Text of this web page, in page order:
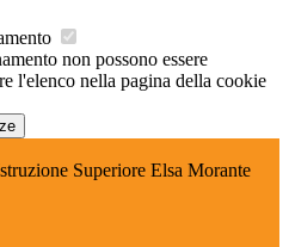
non possono essere
l'elenco nella pagina della cookie
Superiore Elsa Morante